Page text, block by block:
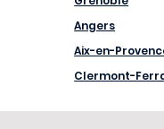
Angers
Aix-en-
Clermont-